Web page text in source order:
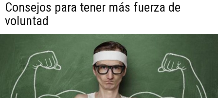
Consejos para tener más fuerza de
voluntad